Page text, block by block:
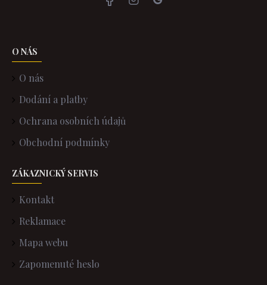
O NÁS
O nás
Dodání a platby
Ochrana osobních údajů
Obchodní podmínky
ZÁKAZNICKÝ SERVIS
Kontakt
Reklamace
Mapa webu
Zapomenuté heslo